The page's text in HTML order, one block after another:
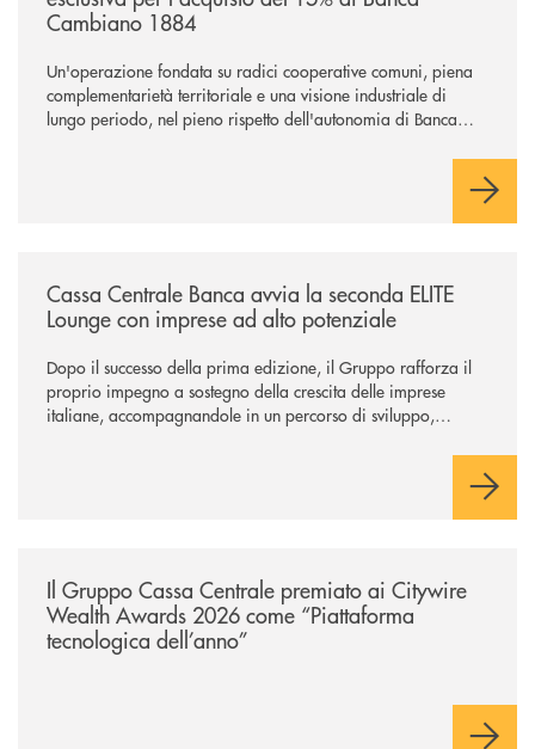
Cambiano 1884
Un'operazione fondata su radici cooperative comuni, piena
complementarietà territoriale e una visione industriale di
lungo periodo, nel pieno rispetto dell'autonomia di Banca
negoziazione esclusiva per la finalizzazione dell’operazione.
Cassa Centrale Banca avvia la seconda ELITE
Lounge con imprese ad alto potenziale
Dopo il successo della prima edizione, il Gruppo rafforza il
proprio impegno a sostegno della crescita delle imprese
italiane, accompagnandole in un percorso di sviluppo,
Il Gruppo Cassa Centrale premiato ai Citywire
Wealth Awards 2026 come “Piattaforma
tecnologica dell’anno”